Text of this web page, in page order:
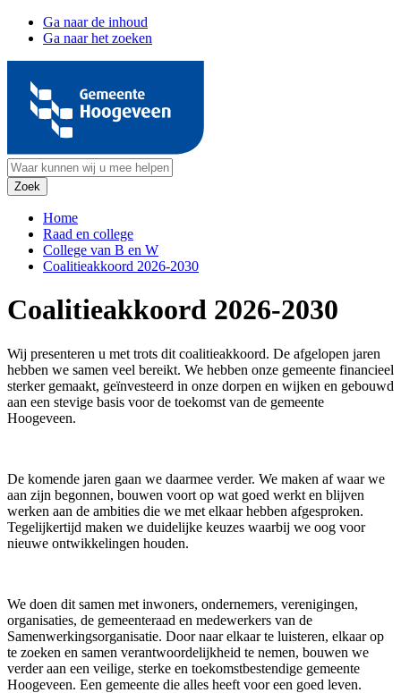
Ga naar de inhoud
Ga naar het zoeken
Home
Raad en college
College van B en W
Coalitieakkoord 2026-2030
Coalitieakkoord 2026-2030
Wij presenteren u met trots dit coalitieakkoord. De afgelopen jaren
hebben we samen veel bereikt. We hebben onze gemeente financieel
sterker gemaakt, geïnvesteerd in onze dorpen en wijken en gebouwd
aan een stevige basis voor de toekomst van de gemeente
Hoogeveen.
De komende jaren gaan we daarmee verder. We maken af waar we
aan zijn begonnen, bouwen voort op wat goed werkt en blijven
werken aan de ambities die we met elkaar hebben afgesproken.
Tegelijkertijd maken we duidelijke keuzes waarbij we oog voor
nieuwe ontwikkelingen houden.
We doen dit samen met inwoners, ondernemers, verenigingen,
organisaties, de gemeenteraad en medewerkers van de
Samenwerkingsorganisatie. Door naar elkaar te luisteren, elkaar op
te zoeken en samen verantwoordelijkheid te nemen, bouwen we
verder aan een veilige, sterke en toekomstbestendige gemeente
Hoogeveen. Een gemeente die alles heeft voor een goed leven.